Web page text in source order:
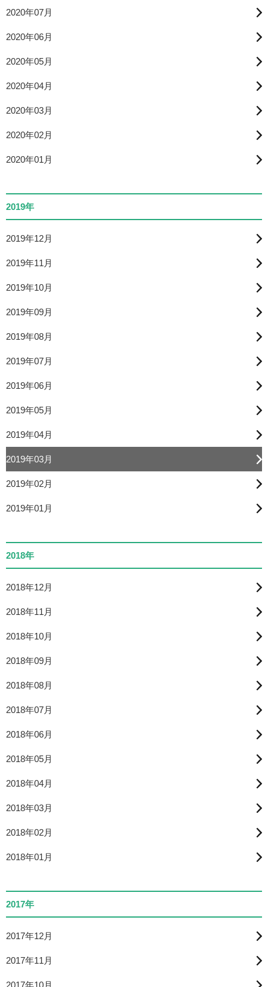
2020年07月
2020年06月
2020年05月
2020年04月
2020年03月
2020年02月
2020年01月
2019年
2019年12月
2019年11月
2019年10月
2019年09月
2019年08月
2019年07月
2019年06月
2019年05月
2019年04月
2019年03月
2019年02月
2019年01月
2018年
2018年12月
2018年11月
2018年10月
2018年09月
2018年08月
2018年07月
2018年06月
2018年05月
2018年04月
2018年03月
2018年02月
2018年01月
2017年
2017年12月
2017年11月
2017年10月